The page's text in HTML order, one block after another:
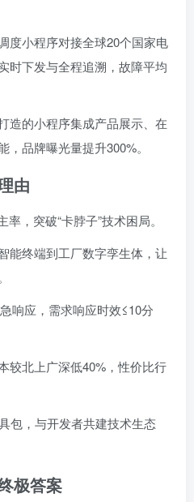
度小程序对接全球20个国家电
时下发与全程追溯，故障平均
造的小程序集成产品展示、在
品牌曝光量提升300%。
由
率，突破“卡脖子”技术困局。
能终端到工厂数字孪生体，让
响应，需求响应时效≤10分
较北上广深低40%，性价比行
包，与开发者共建技术生态
极答案